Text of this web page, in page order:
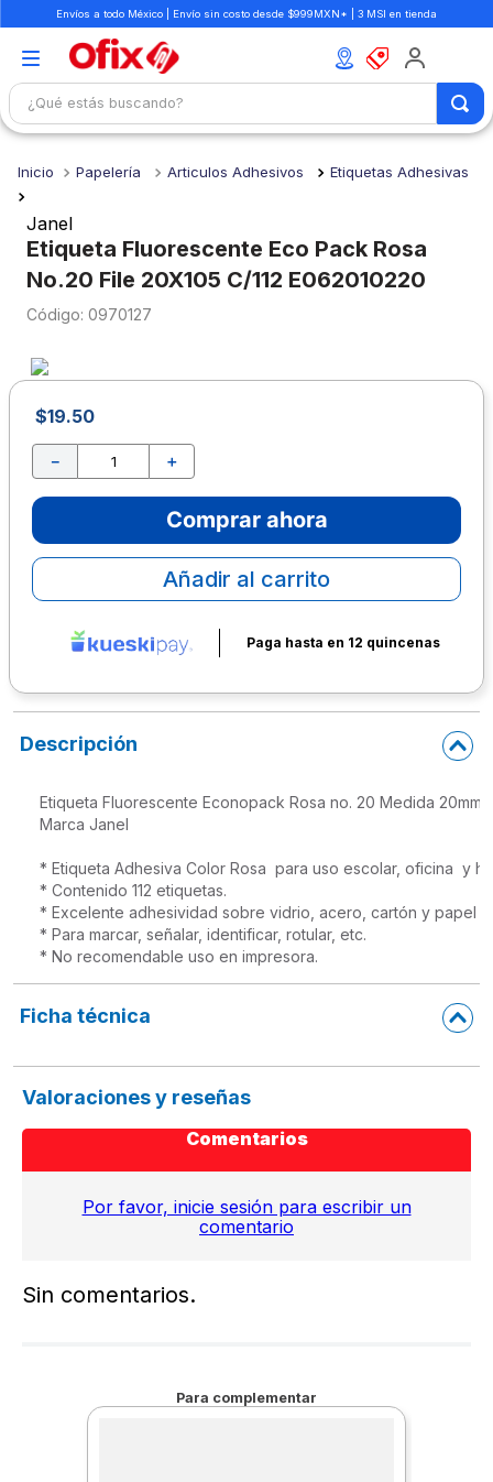
Envíos a todo México | Envío sin costo desde $999MXN* | 3 MSI en tienda
¿Qué estás buscando?
Papelería Articulos Adhesivos Etiquetas Adhesivas
Janel
Etiqueta Fluorescente Eco Pack Rosa
No.20 File 20X105 C/112 E062010220
: 0970127
$19.50
＋
－
Comprar ahora
Añadir al carrito
Paga hasta en 12 quincenas
Descripción
Etiqueta Fluorescente Econopack Rosa no. 20 Medida 20mm x
Marca Janel
* Etiqueta Adhesiva Color Rosa  para uso escolar, oficina  y
* Contenido 112 etiquetas.
* Excelente adhesividad sobre vidrio, acero, cartón y papel
* Para marcar, señalar, identificar, rotular, etc.
* No recomendable uso en impresora.
Ficha técnica
Valoraciones y reseñas
Comentarios
Por favor, inicie sesión para escribir un
comentario
Sin comentarios.
Para complementar
1.
mochilas
2.
libretas
3.
cuaderno
6.
7.
escritorio
8.
sacapuntas
10